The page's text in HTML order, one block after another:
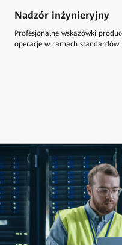
Nadzór inżynieryjny
Profesjonalne wskazówki
operacje w ramach standardów